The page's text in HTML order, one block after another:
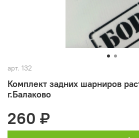
арт. 132
Комплект задних шарниров
г.Балаково
260 ₽